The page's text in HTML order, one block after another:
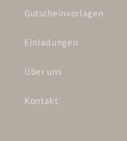
Gutscheinvorlagen
Einladungen
Über uns
Kontakt